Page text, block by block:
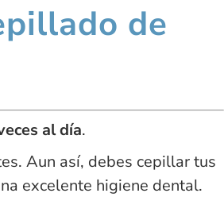
de
al día.
Aun así, debes cepillar tus
excelente higiene dental.